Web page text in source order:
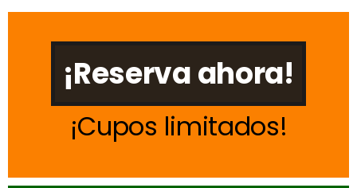
¡Reserva ahora!
Cupos limitados